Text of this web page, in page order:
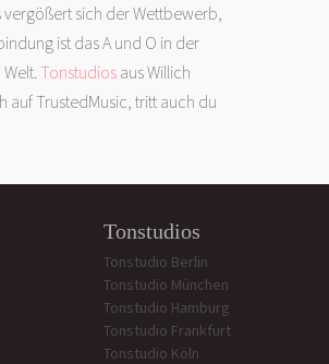
vergößert sich der Wettbewerb,
ist das A und O in der
Tonstudios aus Willich
auf TrustedMusic, tritt auch du
Tonstudios
Tonstudio Berlin
Tonstudio München
Tonstudio Hamburg
Tonstudio Frankfurt
Tonstudio Köln